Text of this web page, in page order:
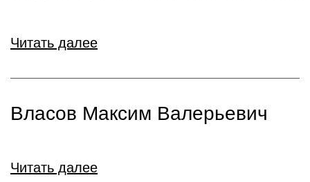
Читать далее
Власов Максим Валерьевич
Читать далее